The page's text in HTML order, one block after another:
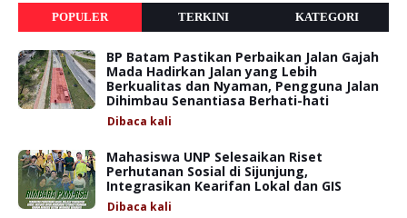
POPULER TERKINI KATEGORI
BP Batam Pastikan Perbaikan Jalan Gajah
Mada Hadirkan Jalan yang Lebih
Berkualitas dan Nyaman, Pengguna Jalan
Dihimbau Senantiasa Berhati-hati
Dibaca kali
Mahasiswa UNP Selesaikan Riset
Perhutanan Sosial di Sijunjung,
Integrasikan Kearifan Lokal dan GIS
Dibaca kali